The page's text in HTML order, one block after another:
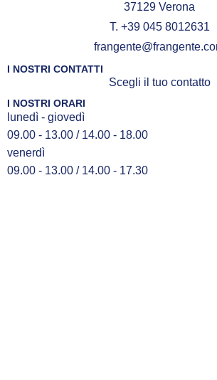
37129 Verona
T. +39 045 8012631
I NOSTRI CONTATTI
Scegli il tuo contatto
I NOSTRI ORARI
lunedì - giovedì
09.00 - 13.00 / 14.00 - 18.00
venerdì
09.00 - 13.00 / 14.00 - 17.30